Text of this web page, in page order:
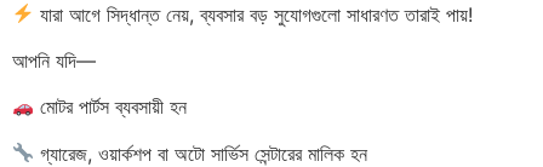
যারা আগে সিদ্ধান্ত নেয়, ব্যবসার বড় সুযোগগুলো সাধারণত তারাই পায়!
আপনি যদি—
মোটর পার্টস ব্যবসায়ী হন
গ্যারেজ, ওয়ার্কশপ বা অটো সার্ভিস সেন্টারের মালিক হন